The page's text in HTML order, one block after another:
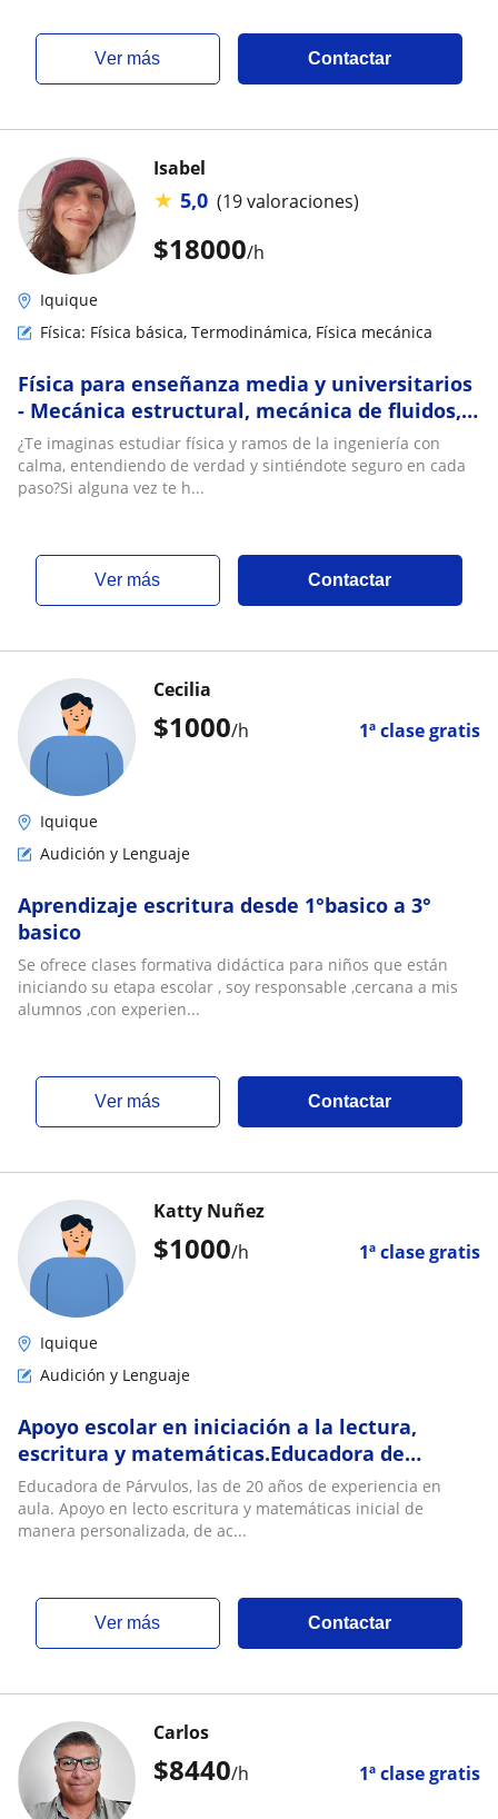
ver más Contactar
$18000/h
Isabel
★ 5,0 (19 valoraciones)
Iquique
Física: Física básica, Termodinámica, Física mecánica
Física para enseñanza media y universitarios
- Mecánica estructural, mecánica de fluidos,
termodinámica, mecánica racional
¿Te imaginas estudiar física y ramos de la ingeniería con
calma, entendiendo de verdad y sintiéndote seguro en cada
paso?Si alguna vez te h...
ver más Contactar
$1000/h 1ª clase gratis
Cecilia
Iquique
Audición y Lenguaje
Aprendizaje escritura desde 1°basico a 3°
basico
Se ofrece clases formativa didáctica para niños que están
iniciando su etapa escolar , soy responsable ,cercana a mis
alumnos ,con experien...
ver más Contactar
$1000/h 1ª clase gratis
Katty Nuñez
Iquique
Audición y Lenguaje
Apoyo escolar en iniciación a la lectura,
escritura y matemáticas.Educadora de
parvulos con 20 años de experiencia
Educadora de Párvulos, las de 20 años de experiencia en
aula. Apoyo en lecto escritura y matemáticas inicial de
manera personalizada, de ac...
ver más Contactar
$8440/h 1ª clase gratis
Carlos